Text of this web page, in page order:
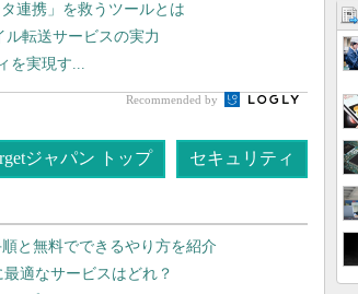
連携」を救うツールとは
ル転送サービスの実力
を実現す...
Recommended by
ジャパン トップ セキュリティ
と無料でできるやり方を紹介
適なサービスはどれ？